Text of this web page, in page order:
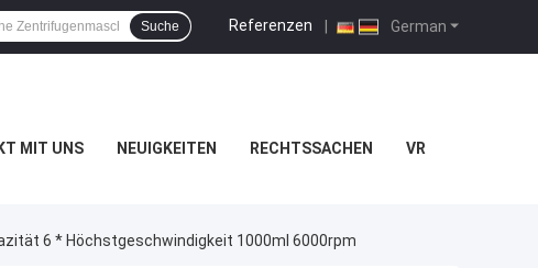
German
Referenzen |
Suche
MIT UNS NEUIGKEITEN RECHTSSACHEN VR
6 * Höchstgeschwindigkeit 1000ml 6000rpm